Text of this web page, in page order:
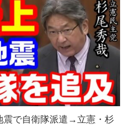
震で自衛隊派遣→立憲・杉